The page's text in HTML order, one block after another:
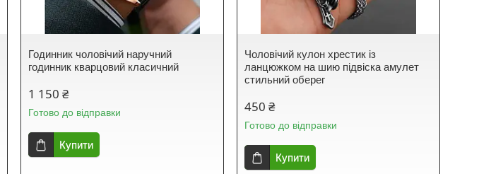
Годинник чоловічий наручний
годинник кварцовий класичний
1 150 ₴
Готово до відправки
Купити
Чоловічий кулон хрестик із
ланцюжком на шию підвіска амулет
стильний оберег
450 ₴
Готово до відправки
Купити